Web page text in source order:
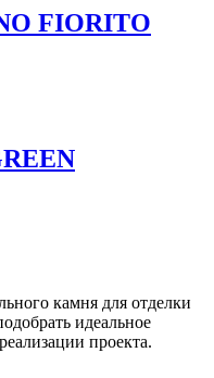
FIORITO
камня для отделки
идеальное
проекта.